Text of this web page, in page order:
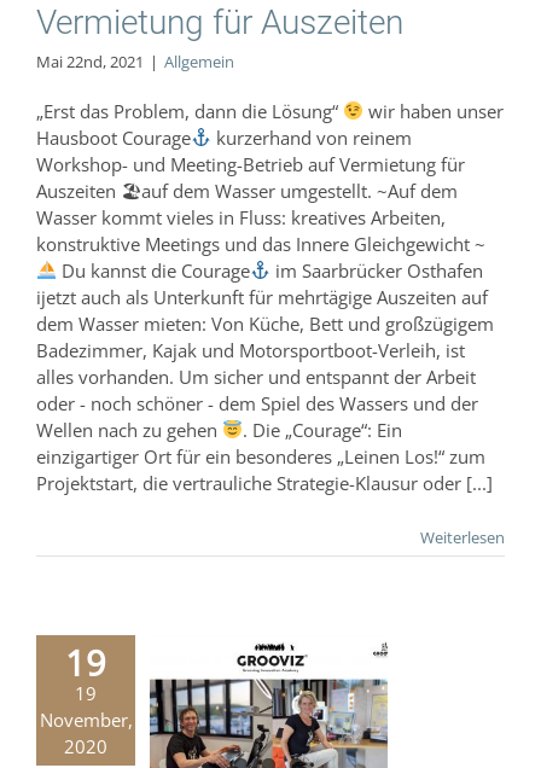
Vermietung für Auszeiten
Mai 22nd, 2021 | Allgemein
„Erst das Problem, dann die Lösung“
wir haben unser
Hausboot Courage
kurzerhand von reinem
Workshop- und Meeting-Betrieb auf Vermietung für
Auszeiten 🏖auf dem Wasser umgestellt. ~Auf dem
Wasser kommt vieles in Fluss: kreatives Arbeiten,
konstruktive Meetings und das Innere Gleichgewicht ~
Du kannst die Courage
im Saarbrücker Osthafen
ijetzt auch als Unterkunft für mehrtägige Auszeiten auf
dem Wasser mieten: Von Küche, Bett und großzügigem
Badezimmer, Kajak und Motorsportboot-Verleih, ist
alles vorhanden. Um sicher und entspannt der Arbeit
oder - noch schöner - dem Spiel des Wassers und der
Wellen nach zu gehen
. Die „Courage“: Ein
einzigartiger Ort für ein besonderes „Leinen Los!“ zum
Projektstart, die vertrauliche Strategie-Klausur oder [...]
Weiterlesen
19
19
November,
2020